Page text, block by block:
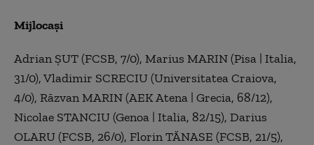
Mijlocași
Adrian ȘUT (FCSB, 7/0), Marius MARIN (Pisa | Italia,
31/0), Vladimir SCRECIU (Universitatea Craiova,
4/0), Răzvan MARIN (AEK Atena | Grecia, 68/12),
Nicolae STANCIU (Genoa | Italia, 82/15), Darius
OLARU (FCSB, 26/0), Florin TĂNASE (FCSB, 21/5),